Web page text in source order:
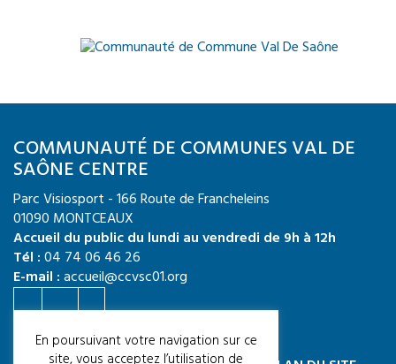
COMMUNAUTÉ DE COMMUNES VAL DE
SAÔNE CENTRE
Parc Visiosport - 166 Route de Francheleins
01090 MONTCEAUX
Accueil du public du lundi au vendredi de 9h à 12h
Tél :04 74 06 46 26
E-mail :accueil@ccvsc01.org
Crédit photo : CCVSC / Quentin TOURNIER
En poursuivant votre navigation sur ce